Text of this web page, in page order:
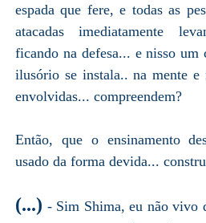
espada que fere, e todas as
atacadas imediatamente
ficando na defesa... e nisso um
ilusório se instala.. na mente e
envolvidas... compreendem?
Então, que o ensinamento
usado da forma devida...
(...) - Sim Shima, eu não vivo